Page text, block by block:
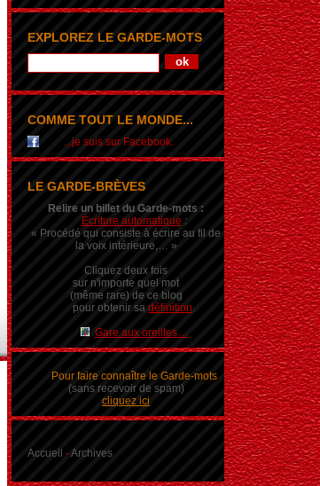
EXPLOREZ LE GARDE-MOTS
COMME TOUT LE MONDE...
...je suis sur Facebook.
LE GARDE-BRÈVES
Relire un billet du Garde-mots :
Écriture automatique :
« Procédé qui consiste à écrire au fil de
la voix intérieure,… »
Cliquez deux fois
sur n'importe quel mot
(même rare) de ce blog
pour obtenir sa définition.
Gare aux oreilles…
Pour faire connaître le Garde-mots
(sans recevoir de spam)
cliquez ici
Accueil -Archives